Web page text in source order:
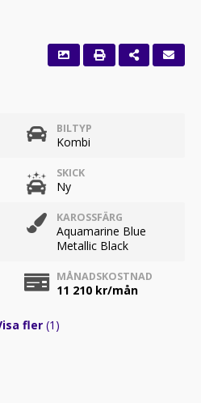
BILTYP
Kombi
SKICK
Ny
KAROSSFÄRG
Aquamarine Blue
Metallic Black
MÅNADSKOSTNAD
11 210 kr/mån
fler (1)